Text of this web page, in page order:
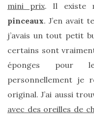
mini prix. Il existe
pinceaux. J’en avait
j’avais un tout petit
certains sont
éponges pour
personnellement je
original. J’ai aussi
avec des oreilles de